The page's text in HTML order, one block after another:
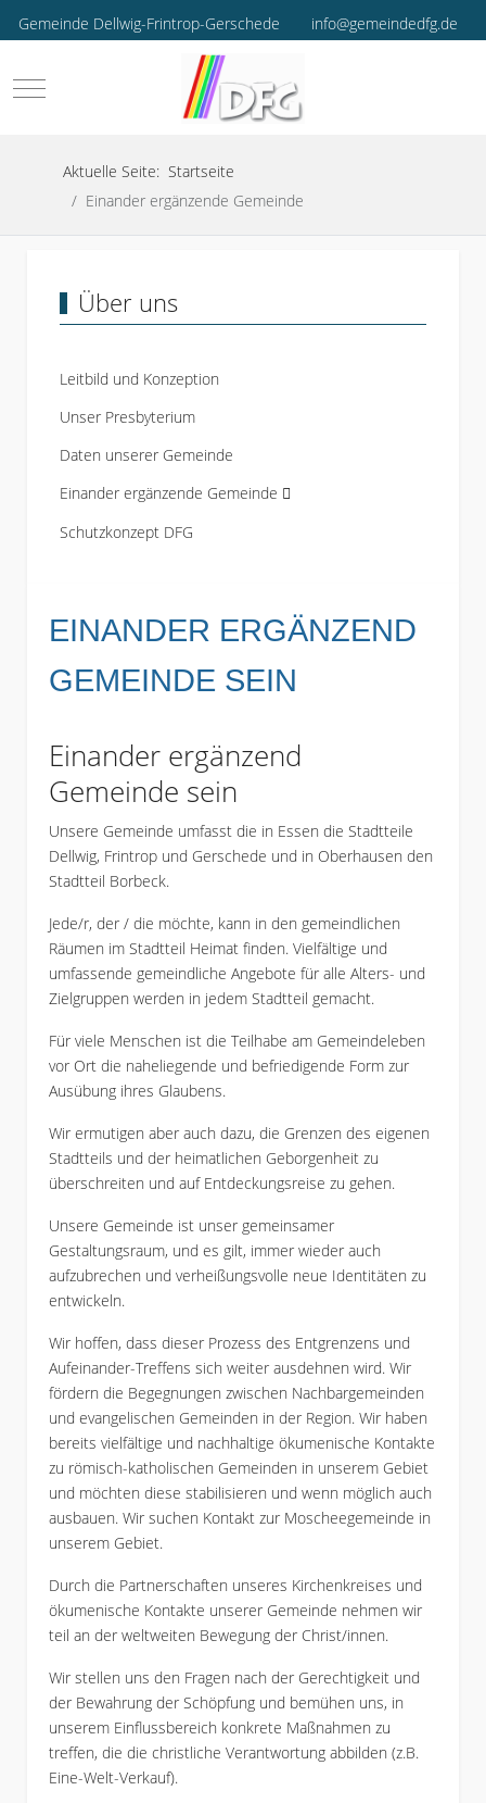
Gemeinde Dellwig-Frintrop-Gerschede info@gemeindedfg.de
Mobile Menu Toggle
Aktuelle Seite: Startseite
Einander ergänzende Gemeinde
Über uns
Leitbild und Konzeption
Unser Presbyterium
Daten unserer Gemeinde
Einander ergänzende Gemeinde
Schutzkonzept DFG
EINANDER ERGÄNZEND
GEMEINDE SEIN
Einander ergänzend
Gemeinde sein
Unsere Gemeinde umfasst die in Essen die Stadtteile
Dellwig, Frintrop und Gerschede und in Oberhausen den
Stadtteil Borbeck.
Jede/r, der / die möchte, kann in den gemeindlichen
Räumen im Stadtteil Heimat finden. Vielfältige und
umfassende gemeindliche Angebote für alle Alters- und
Zielgruppen werden in jedem Stadtteil gemacht.
Für viele Menschen ist die Teilhabe am Gemeindeleben
vor Ort die naheliegende und befriedigende Form zur
Ausübung ihres Glaubens.
Wir ermutigen aber auch dazu, die Grenzen des eigenen
Stadtteils und der heimatlichen Geborgenheit zu
überschreiten und auf Entdeckungsreise zu gehen.
Unsere Gemeinde ist unser gemeinsamer
Gestaltungsraum, und es gilt, immer wieder auch
aufzubrechen und verheißungsvolle neue Identitäten zu
entwickeln.
Wir hoffen, dass dieser Prozess des Entgrenzens und
Aufeinander-Treffens sich weiter ausdehnen wird. Wir
fördern die Begegnungen zwischen Nachbargemeinden
und evangelischen Gemeinden in der Region. Wir haben
bereits vielfältige und nachhaltige ökumenische Kontakte
zu römisch-katholischen Gemeinden in unserem Gebiet
und möchten diese stabilisieren und wenn möglich auch
ausbauen. Wir suchen Kontakt zur Moscheegemeinde in
unserem Gebiet.
Durch die Partnerschaften unseres Kirchenkreises und
ökumenische Kontakte unserer Gemeinde nehmen wir
teil an der weltweiten Bewegung der Christ/innen.
Wir stellen uns den Fragen nach der Gerechtigkeit und
der Bewahrung der Schöpfung und bemühen uns, in
unserem Einflussbereich konkrete Maßnahmen zu
treffen, die die christliche Verantwortung abbilden (z.B.
Eine-Welt-Verkauf).